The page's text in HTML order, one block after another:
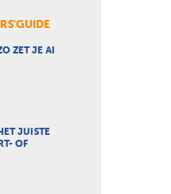
ZET JE AI
JUISTE
OF